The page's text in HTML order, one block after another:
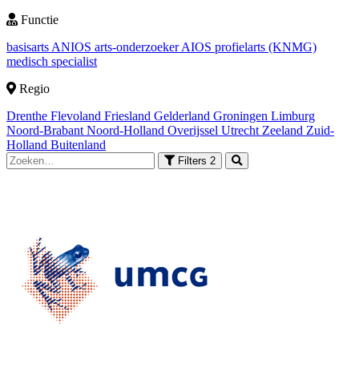
Functie
basisarts ANIOS arts-onderzoekerAIOS profielarts (KNMG)
medisch specialist
Regio
Drenthe Flevoland Friesland Gelderland Groningen Limburg
Noord-Brabant Noord-Holland Overijssel Utrecht Zeeland Zuid-
Holland Buitenland
Filters 2